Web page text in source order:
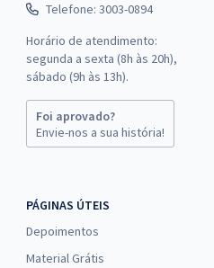
Telefone: 3003-0894
Horário de atendimento:
segunda a sexta (8h às 20h),
sábado (9h às 13h).
Foi aprovado?
Envie-nos a sua história!
PÁGINAS ÚTEIS
Depoimentos
Material Grátis